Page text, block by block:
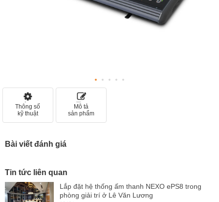
Thông số
kỹ thuật
Mô tả
sản phẩm
Bài viết đánh giá
Tin tức liên quan
Lắp đặt hệ thống ấm thanh NEXO ePS8 trong
phòng giải trí ở Lê Văn Lương